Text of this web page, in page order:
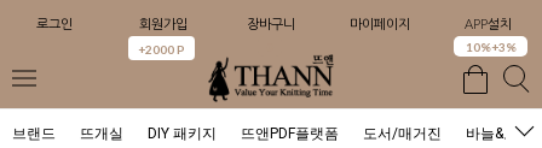
로그인 회원가입
+2000 P
장바구니 마이페이지 APP설치
10%+3%
브랜드 뜨개실 DIY 패키지 뜨앤PDF플랫폼 도서/매거진 바늘&도구